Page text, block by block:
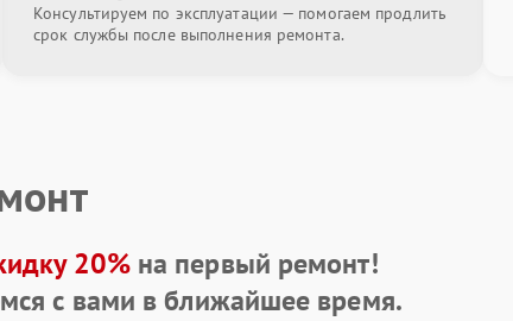
Консультируем по эксплуатации — помогаем продлить
срок службы после выполнения ремонта.
20%на первый ремонт!
с вами в ближайшее время.